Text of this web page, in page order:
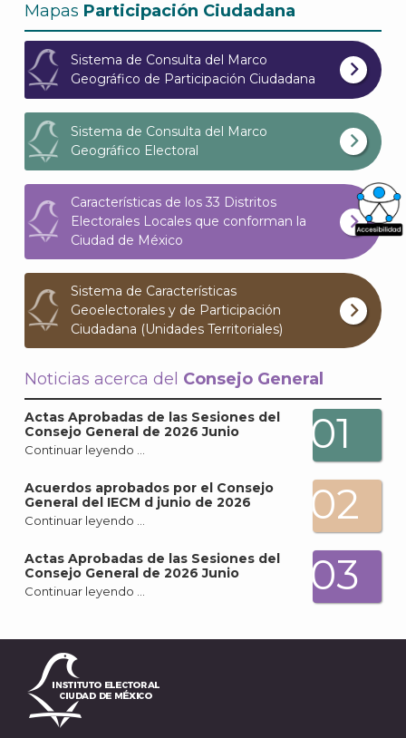
Mapas Participación Ciudadana
Sistema de Consulta del Marco
Geográfico de Participación Ciudadana
Sistema de Consulta del Marco
Geográfico Electoral
Características de los 33 Distritos
Electorales Locales que conforman la
Ciudad de México
Sistema de Características
Geoelectorales y de Participación
Ciudadana (Unidades Territoriales)
Noticias acerca del Consejo General
Actas Aprobadas de las Sesiones del
Consejo General de 2026 Junio
Continuar leyendo … 01
Acuerdos aprobados por el Consejo
General del IECM d junio de 2026
Continuar leyendo … 02
Actas Aprobadas de las Sesiones del
Consejo General de 2026 Junio
Continuar leyendo … 03